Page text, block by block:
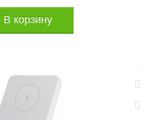
В корзину